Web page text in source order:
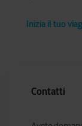
Inizia il tuo
Contatti